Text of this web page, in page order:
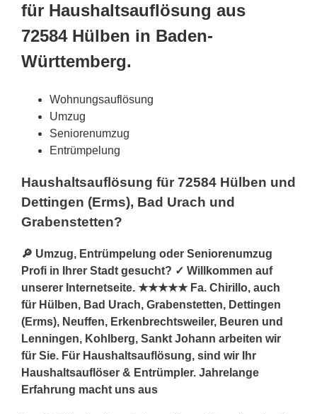
für Haushaltsauflösung aus
72584 Hülben in Baden-
Württemberg.
Wohnungsauflösung
Umzug
Seniorenumzug
Entrümpelung
Haushaltsauflösung für 72584 Hülben und
Dettingen (Erms), Bad Urach und
Grabenstetten?
🔎 Umzug, Entrümpelung oder Seniorenumzug
Profi in Ihrer Stadt gesucht? ✓ Willkommen auf
unserer Internetseite. ★★★★★ Fa. Chirillo, auch
für Hülben, Bad Urach, Grabenstetten, Dettingen
(Erms), Neuffen, Erkenbrechtsweiler, Beuren und
Lenningen, Kohlberg, Sankt Johann arbeiten wir
für Sie. Für Haushaltsauflösung, sind wir Ihr
Haushaltsauflöser & Entrümpler. Jahrelange
Erfahrung macht uns aus